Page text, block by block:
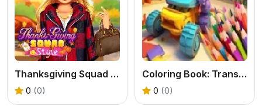
Thanksgiving Squad Style
0 (0)
Coloring Book: Transforming Car Robot
0 (0)